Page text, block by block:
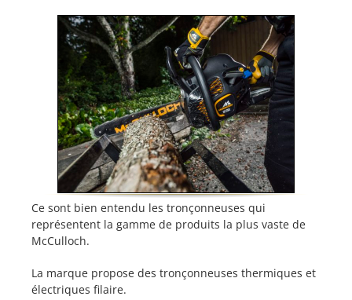
Ce sont bien entendu les tronçonneuses qui
représentent la gamme de produits la plus vaste de
McCulloch.
La marque propose des tronçonneuses thermiques et
électriques filaire.